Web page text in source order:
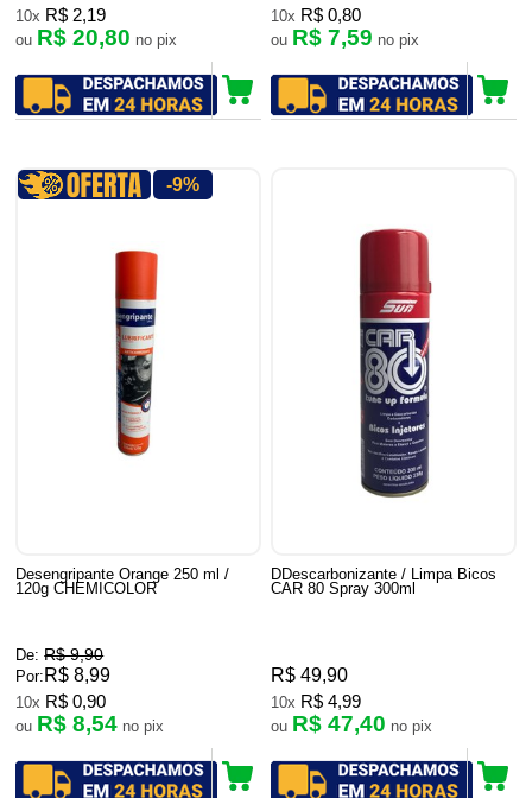
10x R$ 2,19
ou R$ 20,80 no pix
10x R$ 0,80
ou R$ 7,59 no pix
-9%
Desengripante Orange 250 ml /
120g CHEMICOLOR
De: R$ 9,90
Por: R$ 8,99
10x R$ 0,90
ou R$ 8,54 no pix
DDescarbonizante / Limpa Bicos
CAR 80 Spray 300ml
R$ 49,90
10x R$ 4,99
ou R$ 47,40 no pix